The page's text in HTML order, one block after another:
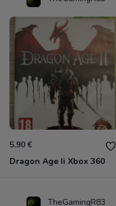
5.90 €
Dragon Age Ii Xbox 360
TheGamingR83